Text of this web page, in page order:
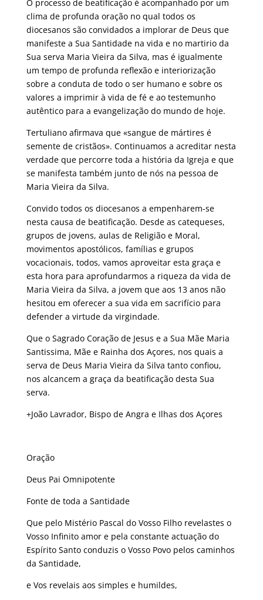
O processo de beatificação é acompanhado por um
clima de profunda oração no qual todos os
diocesanos são convidados a implorar de Deus que
manifeste a Sua Santidade na vida e no martirio da
Sua serva Maria Vieira da Silva, mas é igualmente
um tempo de profunda reflexão e interiorização
sobre a conduta de todo o ser humano e sobre os
valores a imprimir à vida de fé e ao testemunho
autêntico para a evangelização do mundo de hoje.
Tertuliano afirmava que «sangue de mártires é
semente de cristãos». Continuamos a acreditar nesta
verdade que percorre toda a história da Igreja e que
se manifesta também junto de nós na pessoa de
Maria Vieira da Silva.
Convido todos os diocesanos a empenharem-se
nesta causa de beatificação. Desde as catequeses,
grupos de jovens, aulas de Religião e Moral,
movimentos apostólicos, famílias e grupos
vocacionais, todos, vamos aproveitar esta graça e
esta hora para aprofundarmos a riqueza da vida de
Maria Vieira da Silva, a jovem que aos 13 anos não
hesitou em oferecer a sua vida em sacrifício para
defender a virtude da virgindade.
Que o Sagrado Coração de Jesus e a Sua Mãe Maria
Santissima, Mãe e Rainha dos Açores, nos quais a
serva de Deus Maria Vieira da Silva tanto confiou,
nos alcancem a graça da beatificação desta Sua
serva.
+João Lavrador, Bispo de Angra e Ilhas dos Açores
Oração
Deus Pai Omnipotente
Fonte de toda a Santidade
Que pelo Mistério Pascal do Vosso Filho revelastes o
Vosso Infinito amor e pela constante actuação do
Espírito Santo conduzis o Vosso Povo pelos caminhos
da Santidade,
e Vos revelais aos simples e humildes,